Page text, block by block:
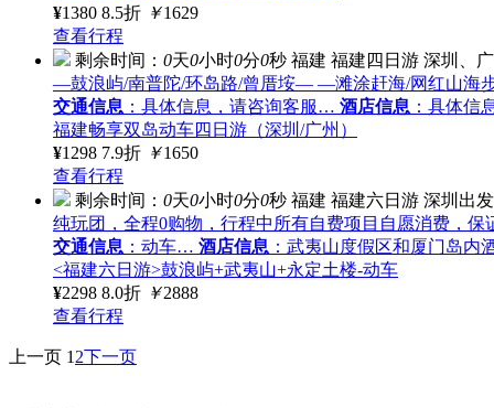
¥1380 8.5折 ￥1629
查看行程
剩余时间： 0天0小时0分0秒 福建 福建四日游 深圳、
—鼓浪屿/南普陀/环岛路/曾厝垵— —滩涂赶海/网红山海
交通信息 ：具体信息，请咨询客服… 酒店信息 ：具体信
福建畅享双岛动车四日游（深圳/广州）
¥1298 7.9折 ￥1650
查看行程
剩余时间： 0天0小时0分0秒 福建 福建六日游 深圳出发
纯玩团，全程0购物，行程中所有自费项目自愿消费，
交通信息 ：动车… 酒店信息 ：武夷山度假区和厦门岛内
<福建六日游>鼓浪屿+武夷山+永定土楼-动车
¥2298 8.0折 ￥2888
查看行程
上一页 1 2下一页